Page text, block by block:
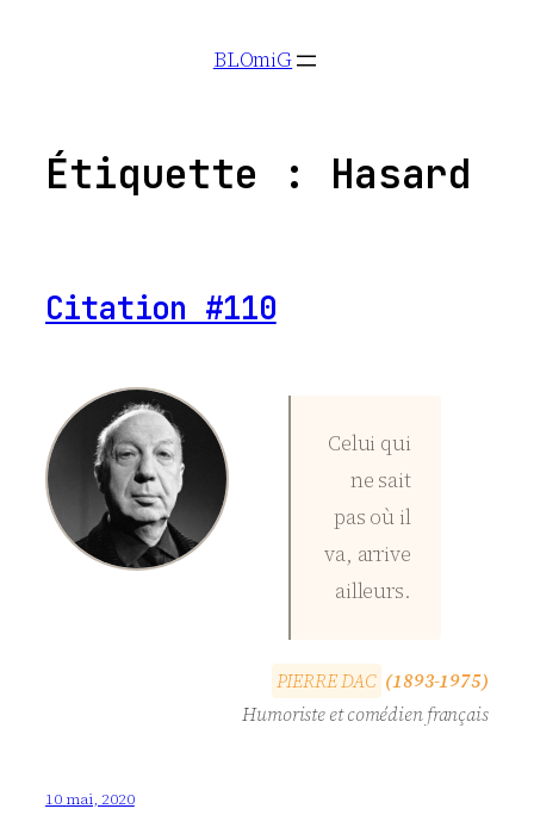
BLOmiG
Étiquette : Hasard
Citation #110
Celui qui
ne sait
pas où il
va, arrive
ailleurs.
PIERREDAC (1893-1975)
Humoriste et comédien français
10 mai, 2020